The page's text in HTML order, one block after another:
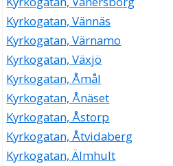
Kyrkogatan, Vännäs
Kyrkogatan, Värnamo
Kyrkogatan, Växjö
Kyrkogatan, Åmål
Kyrkogatan, Ånäset
Kyrkogatan, Åstorp
Kyrkogatan, Åtvidaberg
Kyrkogatan, Älmhult